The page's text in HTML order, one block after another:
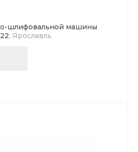
шлифовальной машины
, Ярославль